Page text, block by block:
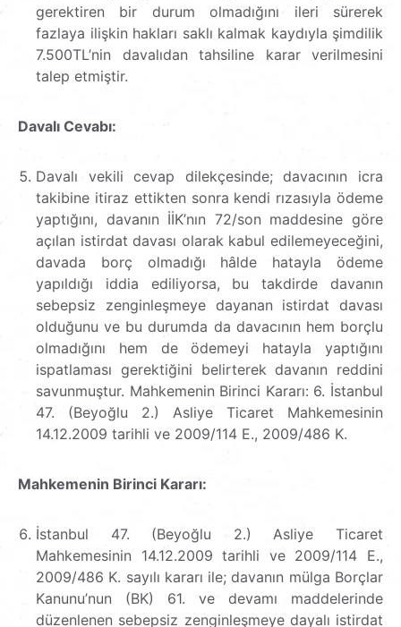
gerektiren bir durum olmadığını ileri sürerek
fazlaya ilişkin hakları saklı kalmak kaydıyla şimdilik
7.500TL’nin davalıdan tahsiline karar verilmesini
talep etmiştir.
Davalı Cevabı:
Davalı vekili cevap dilekçesinde; davacının icra
takibine itiraz ettikten sonra kendi rızasıyla ödeme
yaptığını, davanın İİK’nın 72/son maddesine göre
açılan istirdat davası olarak kabul edilemeyeceğini,
davada borç olmadığı hâlde hatayla ödeme
yapıldığı iddia ediliyorsa, bu takdirde davanın
sebepsiz zenginleşmeye dayanan istirdat davası
olduğunu ve bu durumda da davacının hem borçlu
olmadığını hem de ödemeyi hatayla yaptığını
ispatlaması gerektiğini belirterek davanın reddini
savunmuştur. Mahkemenin Birinci Kararı: 6. İstanbul
47. (Beyoğlu 2.) Asliye Ticaret Mahkemesinin
14.12.2009 tarihli ve 2009/114 E., 2009/486 K.
Mahkemenin Birinci Kararı:
İstanbul 47. (Beyoğlu 2.) Asliye Ticaret
Mahkemesinin 14.12.2009 tarihli ve 2009/114 E.,
2009/486 K. sayılı kararı ile; davanın mülga Borçlar
Kanunu’nun (BK) 61. ve devamı maddelerinde
düzenlenen sebepsiz zenginleşmeye dayalı istirdat